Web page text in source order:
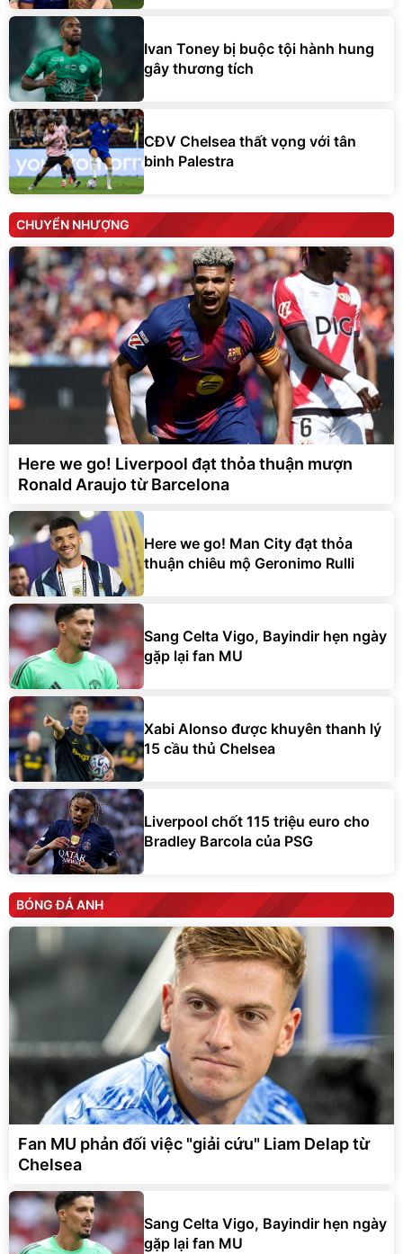
Ivan Toney bị buộc tội hành hung
gây thương tích
CĐV Chelsea thất vọng với tân
binh Palestra
CHUYỂN NHƯỢNG
Here we go! Liverpool đạt thỏa thuận mượn
Ronald Araujo từ Barcelona
Here we go! Man City đạt thỏa
thuận chiêu mộ Geronimo Rulli
Sang Celta Vigo, Bayindir hẹn ngày
gặp lại fan MU
Xabi Alonso được khuyên thanh lý
15 cầu thủ Chelsea
Liverpool chốt 115 triệu euro cho
Bradley Barcola của PSG
BÓNG ĐÁ ANH
Fan MU phản đối việc "giải cứu" Liam Delap từ
Chelsea
Sang Celta Vigo, Bayindir hẹn ngày
gặp lại fan MU